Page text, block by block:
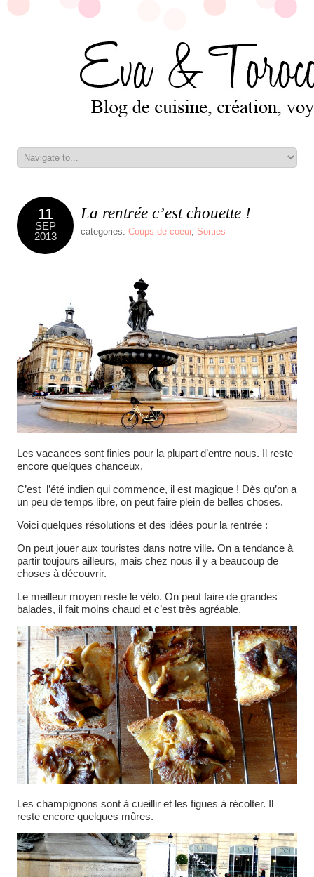
11
SEP
2013
La rentrée c’est chouette !
categories: Coups de coeur, Sorties
Les vacances sont finies pour la plupart d’entre nous. Il reste
encore quelques chanceux.
C’est l’été indien qui commence, il est magique ! Dès qu’on a
un peu de temps libre, on peut faire plein de belles choses.
Voici quelques résolutions et des idées pour la rentrée :
On peut jouer aux touristes dans notre ville. On a tendance à
partir toujours ailleurs, mais chez nous il y a beaucoup de
choses à découvrir.
Le meilleur moyen reste le vélo. On peut faire de grandes
balades, il fait moins chaud et c’est très agréable.
Les champignons sont à cueillir et les figues à récolter. Il
reste encore quelques mûres.